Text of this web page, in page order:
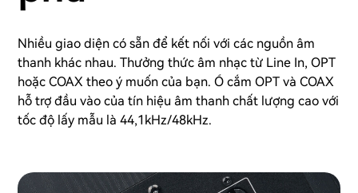
Nhiều giao diện có sẵn để kết nối với các nguồn âm
thanh khác nhau. Thưởng thức âm nhạc từ Line In, OPT
hoặc COAX theo ý muốn của bạn. Ổ cắm OPT và COAX
hỗ trợ đầu vào của tín hiệu âm thanh chất lượng cao với
tốc độ lấy mẫu là 44,1kHz/48kHz.